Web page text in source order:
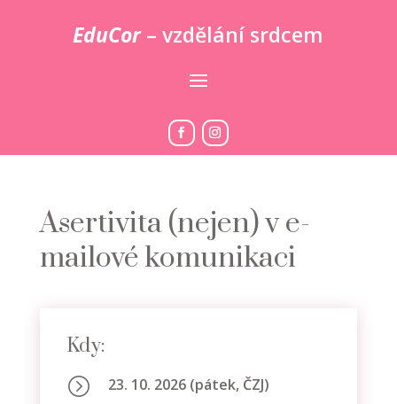
EduCor– vzdělání srdcem
Asertivita (nejen) v e-
mailové komunikaci
Kdy:
= 23. 10. 2026 (pátek, ČZJ)